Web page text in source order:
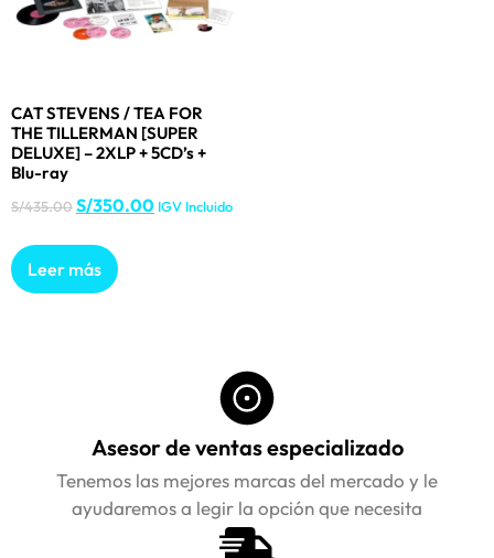
CAT STEVENS / TEA FOR
THE TILLERMAN [SUPER
DELUXE] – 2XLP + 5CD’s +
Blu-ray
S/435.00S/350.00 IGV Incluido
Leer más
Asesor de ventas especializado
Tenemos las mejores marcas del mercado y le
ayudaremos a legir la opción que necesita